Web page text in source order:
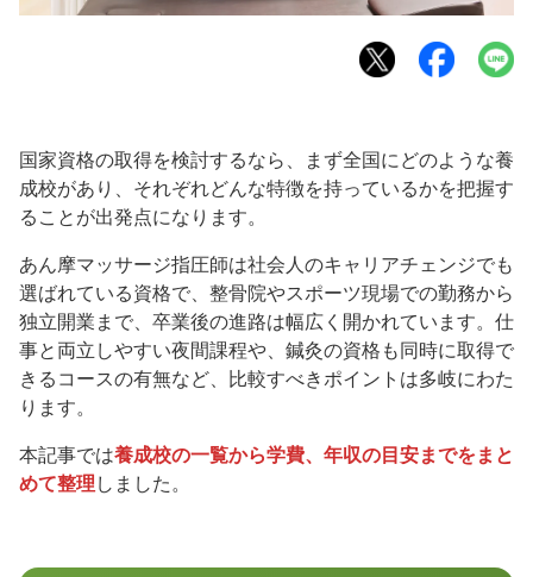
国家資格の取得を検討するなら、まず全国にどのような養
成校があり、それぞれどんな特徴を持っているかを把握す
ることが出発点になります。
あん摩マッサージ指圧師は社会人のキャリアチェンジでも
選ばれている資格で、整骨院やスポーツ現場での勤務から
独立開業まで、卒業後の進路は幅広く開かれています。仕
事と両立しやすい夜間課程や、鍼灸の資格も同時に取得で
きるコースの有無など、比較すべきポイントは多岐にわた
ります。
本記事では養成校の一覧から学費、年収の目安までをまと
めて整理しました。